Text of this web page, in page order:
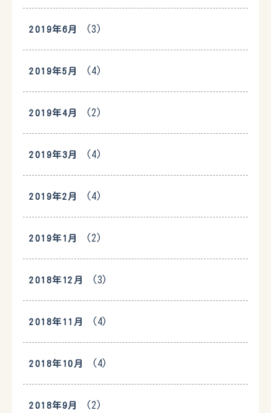
2019年6月 (3)
2019年5月 (4)
2019年4月 (2)
2019年3月 (4)
2019年2月 (4)
2019年1月 (2)
2018年12月 (3)
2018年11月 (4)
2018年10月 (4)
2018年9月 (2)